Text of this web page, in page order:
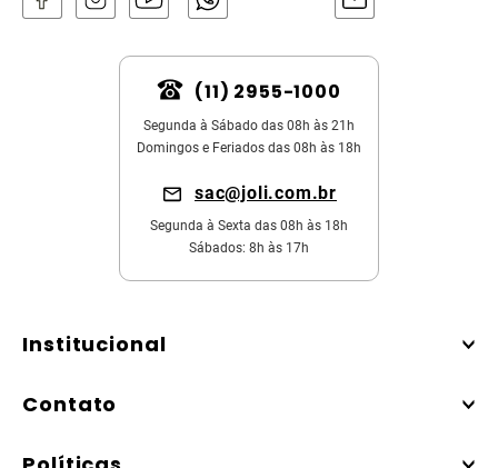
(11) 2955-1000
Segunda à Sábado das 08h às 21h
Domingos e Feriados das 08h às 18h
sac@joli.com.br
Segunda à Sexta das 08h às 18h
Sábados: 8h às 17h
Institucional
Contato